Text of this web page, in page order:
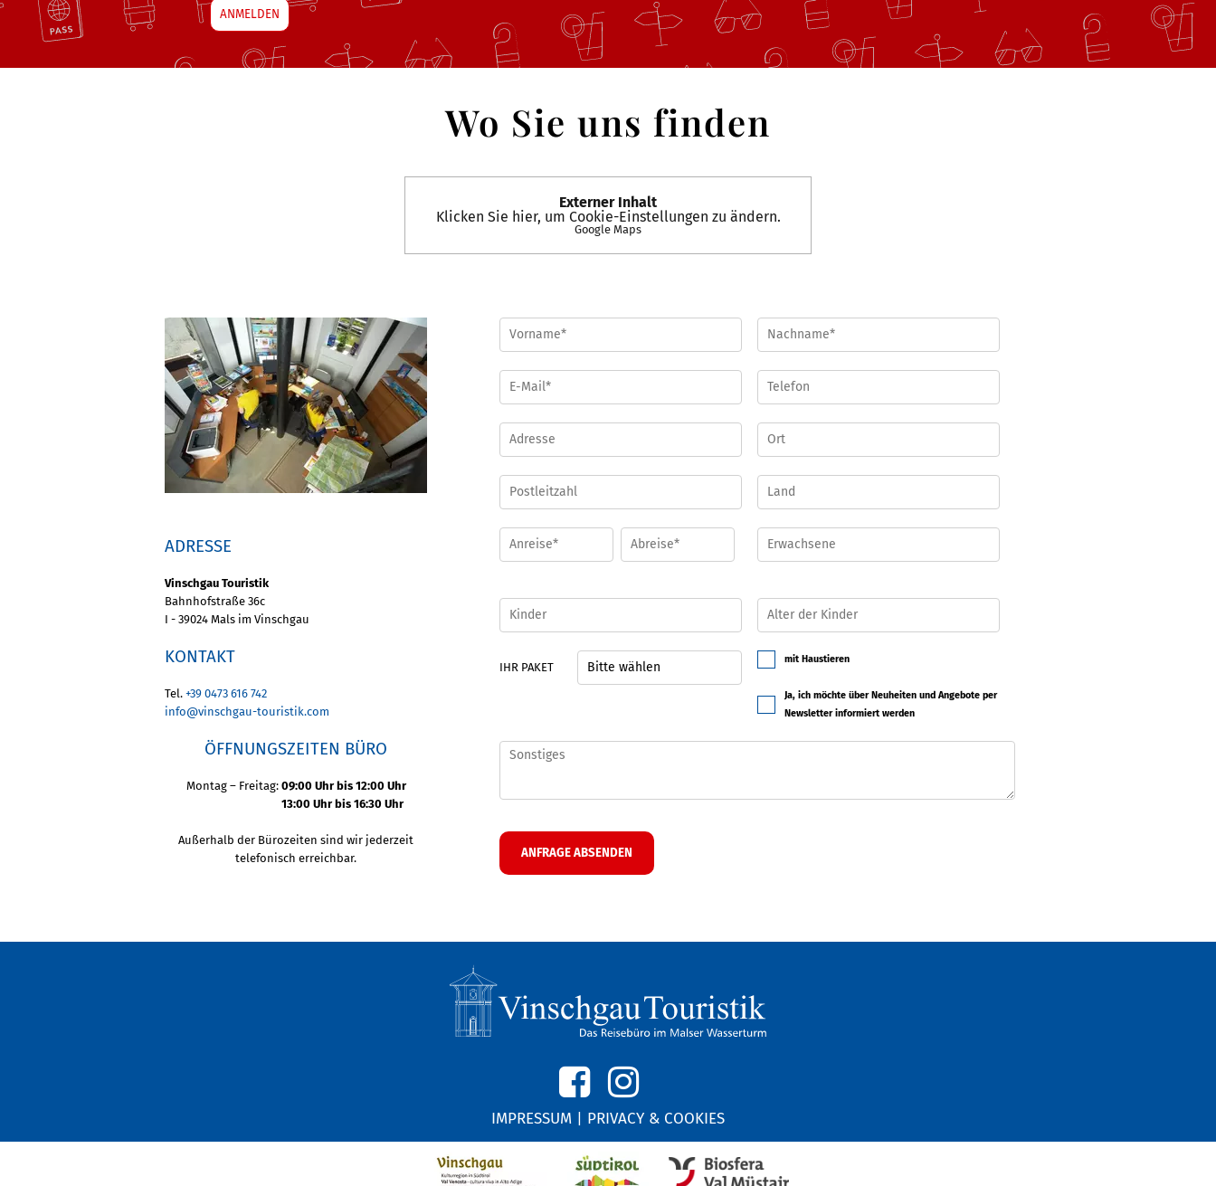
Wo Sie uns finden
Externer Inhalt
Klicken Sie hier, um Cookie-Einstellungen zu ändern.
Google Maps
ADRESSE
Vinschgau Touristik
Bahnhofstraße 36c
I - 39024 Mals im Vinschgau
KONTAKT
Tel. +39 0473 616 742
info@vinschgau-touristik.com
ÖFFNUNGSZEITEN BÜRO
Montag – Freitag: 09:00 Uhr bis 12:00 Uhr
13:00 Uhr bis 16:30 Uhr
Außerhalb der Bürozeiten sind wir jederzeit
telefonisch erreichbar.
IHR PAKET
mit Haustieren
Ja, ich möchte über Neuheiten und Angebote per
Newsletter informiert werden
IMPRESSUM | PRIVACY & COOKIES